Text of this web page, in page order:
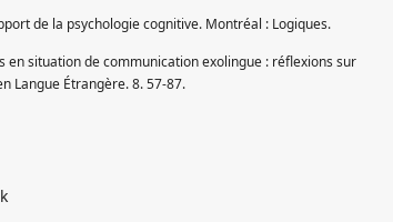
de la psychologie cognitive. Montréal : Logiques.
en situation de communication exolingue : réflexions sur
Langue Étrangère. 8. 57-87.